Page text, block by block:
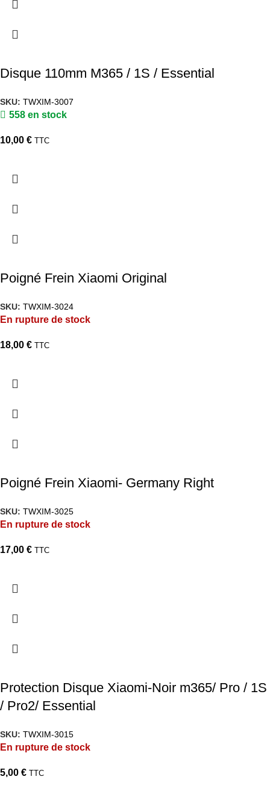
Disque 110mm M365 / 1S / Essential
SKU: TWXIM-3007
558 en stock
10,00 € TTC
Poigné Frein Xiaomi Original
SKU: TWXIM-3024
En rupture de stock
18,00 € TTC
Poigné Frein Xiaomi- Germany Right
SKU: TWXIM-3025
En rupture de stock
17,00 € TTC
Protection Disque Xiaomi-Noir m365/ Pro / 1S
/ Pro2/ Essential
SKU: TWXIM-3015
En rupture de stock
5,00 € TTC